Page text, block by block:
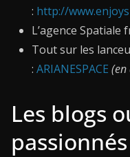
: http://
L’agence Spatiale
Tout sur les
: ARIANESPACE (en
Les blogs
passionnés